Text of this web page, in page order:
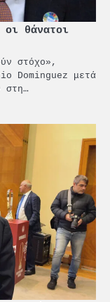
οι θάνατοι
στόχο»,
Dominguez μετά
στη…